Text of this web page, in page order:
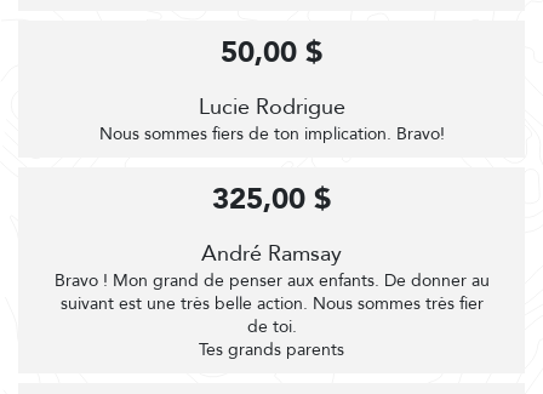
Lucie Rodrigue
Nous sommes fiers de ton implication. Bravo!
50,00 $
André Ramsay
Bravo ! Mon grand de penser aux enfants. De donner au
suivant est une très belle action. Nous sommes très fier
de toi.
Tes grands parents
325,00 $